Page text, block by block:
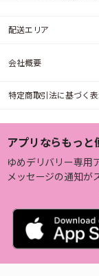
配送エリア
会社概要
特定商取引法に基づく
アプリならもっと
ゆめデリバリー専用
メッセージの通知が